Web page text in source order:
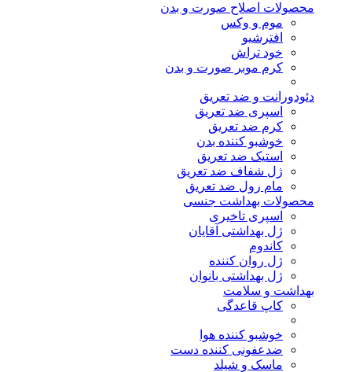
محصولات اصلاح صورت و بدن
موم و وکس
افترشیو
خود تراش
کرم موبر صورت و بدن
دئودورانت و ضد تعریق
اسپری ضد تعریق
کرم ضد تعریق
خوشبو کننده بدن
استیک ضد تعریق
ژل شفاف ضد تعریق
مام رول ضد تعریق
محصولات بهداشت جنسی
اسپری تاخیری
ژل بهداشتی آقایان
کاندوم
ژل روان کننده
ژل بهداشتی بانوان
بهداشت و سلامت
کاپ قاعدگی
خوشبو کننده هوا
ضدعفونی کننده دست
ماسک و شیلد